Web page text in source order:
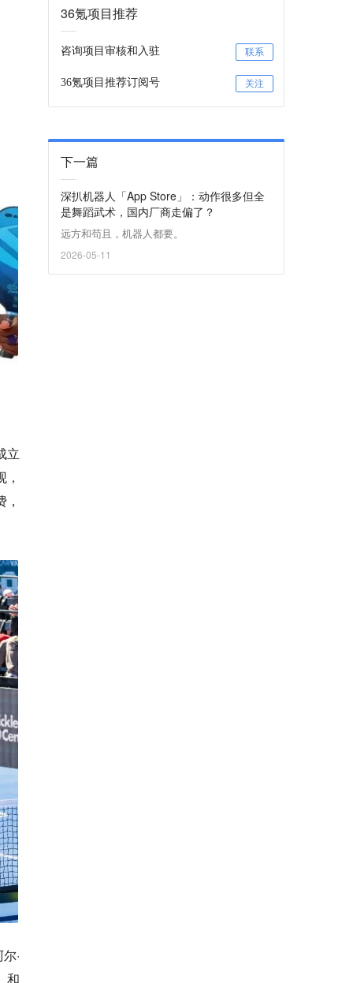
立
·
和
36氪项目推荐
咨询项目审核和入驻 联系
36氪项目推荐订阅号 关注
下一篇
深扒机器人「App Store」：动作很多但全
是舞蹈武术，国内厂商走偏了？
远方和苟且，机器人都要。
2026-05-11